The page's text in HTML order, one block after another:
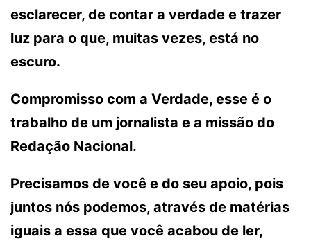
esclarecer, de contar a verdade e trazer
luz para o que, muitas vezes, está no
escuro.
Compromisso com a Verdade, esse é o
trabalho de um jornalista e a missão do
Redação Nacional.
Precisamos de você e do seu apoio, pois
juntos nós podemos, através de matérias
iguais a essa que você acabou de ler,